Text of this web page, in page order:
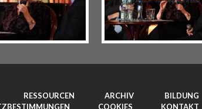
RESSOURCEN ARCHIV
BILDUNG
COOKIES KONTAKT